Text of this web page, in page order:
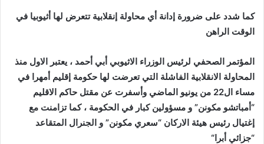
كما شدد على ضرورة إدانة أي محاولة إنقلابية تتعرض لها أثيوبيا في
الوقت الراهن
المؤتمر الصحفي لرئيس الوزراء الاثيوبي أبي أحمد ، يعتبر الاول منذ
المحاولة الانقلابية الفاشلة التي تعرضت لها حكومة إقليم أمهرا في
مساء ال22 من يونيو الماضي وأسفرت عن مقتل حاكم الاقليم
“أمباتشو مكونن” و مسؤولين كبار في الحكومة ، كما تزامنت مع
إغتيال رئيس هيئة الاركان “سعري مكونن” و الجنرال المتقاعد
“جزائي أبرا“